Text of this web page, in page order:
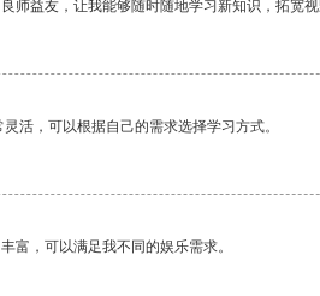
师益友，让我能够随时随地学习新知识，拓宽
活，可以根据自己的需求选择学习方式。
富，可以满足我不同的娱乐需求。